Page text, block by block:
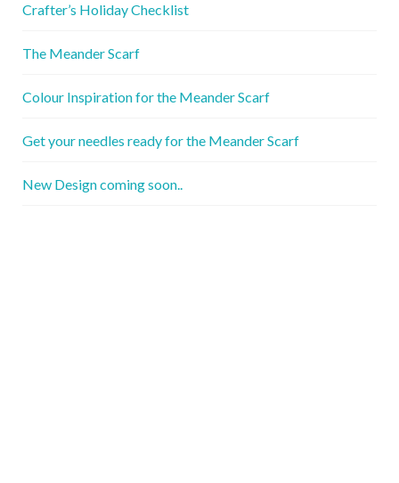
Crafter’s Holiday Checklist
The Meander Scarf
Colour Inspiration for the Meander Scarf
Get your needles ready for the Meander Scarf
New Design coming soon..